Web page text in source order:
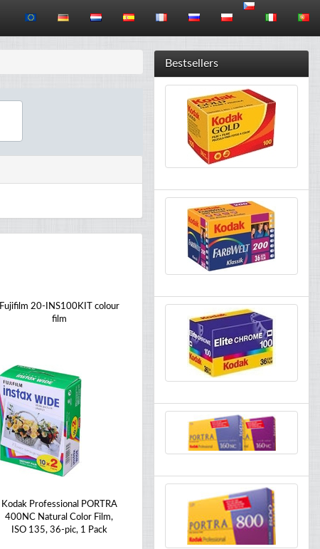
Fujifilm 20-INS100KIT colour
film
Kodak Professional PORTRA
400NC Natural Color Film,
ISO 135, 36-pic, 1 Pack
Bestsellers